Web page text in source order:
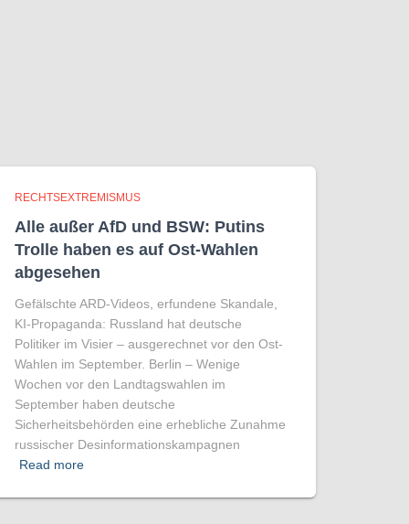
RECHTSEXTREMISMUS
Alle außer AfD und BSW: Putins
Trolle haben es auf Ost-Wahlen
abgesehen
Gefälschte ARD-Videos, erfundene Skandale,
KI-Propaganda: Russland hat deutsche
Politiker im Visier – ausgerechnet vor den Ost-
Wahlen im September. Berlin – Wenige
Wochen vor den Landtagswahlen im
September haben deutsche
Sicherheitsbehörden eine erhebliche Zunahme
russischer Desinformationskampagnen
Read more